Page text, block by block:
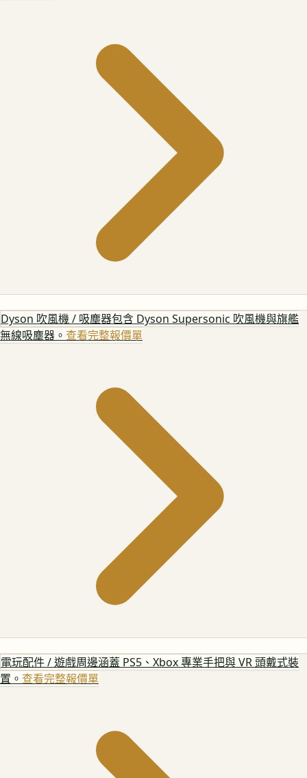
Dyson 吹風機 / 吸塵器包含 Dyson Supersonic 吹風機與旗艦
無線吸塵器。 查看完整報價單
電玩配件 / 遊戲周邊涵蓋 PS5、Xbox 專業手把與 VR 頭戴式裝
置。 查看完整報價單